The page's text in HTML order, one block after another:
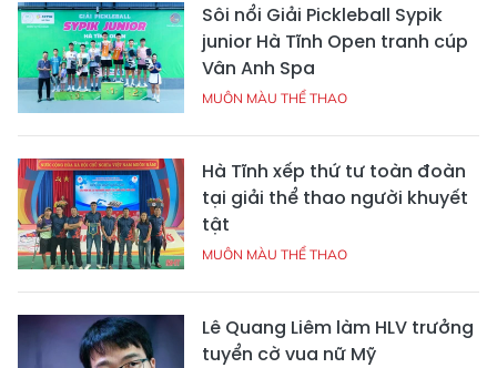
Sôi nổi Giải Pickleball Sypik
junior Hà Tĩnh Open tranh cúp
Vân Anh Spa
MUÔN MÀU THỂ THAO
Hà Tĩnh xếp thứ tư toàn đoàn
tại giải thể thao người khuyết
tật
MUÔN MÀU THỂ THAO
Lê Quang Liêm làm HLV trưởng
tuyển cờ vua nữ Mỹ